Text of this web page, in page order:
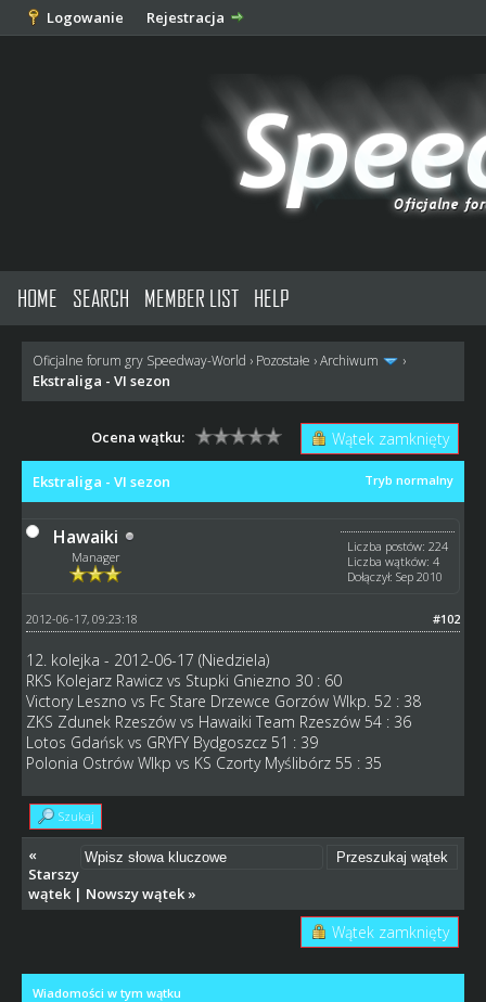
Logowanie Rejestracja
HOME SEARCH MEMBER LIST HELP
Oficjalne forum gry Speedway-World › Pozostałe ›Archiwum ›
Ekstraliga - VI sezon
Wątek zamknięty
Ocena wątku:
Tryb normalny
Ekstraliga - VI sezon
Hawaiki
Manager
Liczba postów: 224
Liczba wątków: 4
Dołączył: Sep 2010
#102
2012-06-17, 09:23:18
12. kolejka - 2012-06-17 (Niedziela)
RKS Kolejarz Rawicz vs Stupki Gniezno 30 : 60
Victory Leszno vs Fc Stare Drzewce Gorzów Wlkp. 52 : 38
ZKS Zdunek Rzeszów vs Hawaiki Team Rzeszów 54 : 36
Lotos Gdańsk vs GRYFY Bydgoszcz 51 : 39
Polonia Ostrów Wlkp vs KS Czorty Myślibórz 55 : 35
Szukaj
«
Starszy
wątek| Nowszy wątek»
Wątek zamknięty
Wiadomości w tym wątku